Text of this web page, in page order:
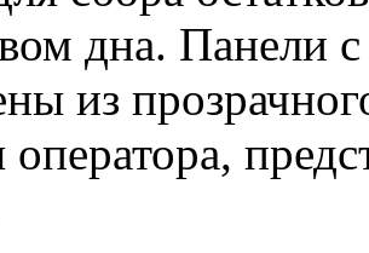
дна. Панели
из